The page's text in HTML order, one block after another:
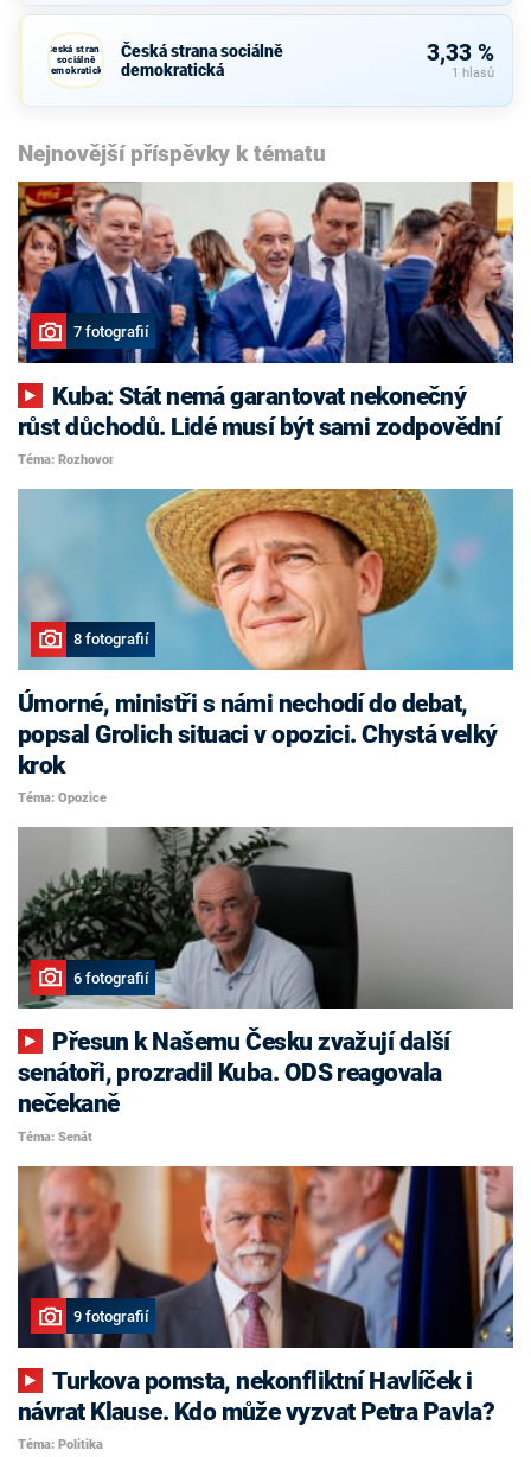
Česká strana
sociálně
demokratická
Česká strana sociálně
demokratická
3,33 %
1 hlasů
Nejnovější příspěvky k tématu
7 fotografií
růst důchodů. Lidé musí být sami zodpovědní
Téma: Rozhovor
8 fotografií
Úmorné, ministři s námi nechodí do debat,
popsal Grolich situaci v opozici. Chystá velký
krok
Téma: Opozice
6 fotografií
senátoři, prozradil Kuba. ODS reagovala
nečekaně
Téma: Senát
9 fotografií
Turkova pomsta, nekonfliktní Havlíček i
návrat Klause. Kdo může vyzvat Petra Pavla?
Téma: Politika